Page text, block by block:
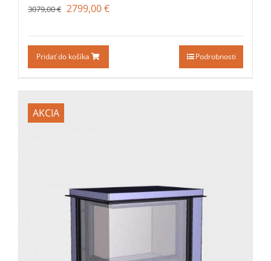
3079,00€ 2799,00€
Pridať do košíka Podrobnosti
AKCIA